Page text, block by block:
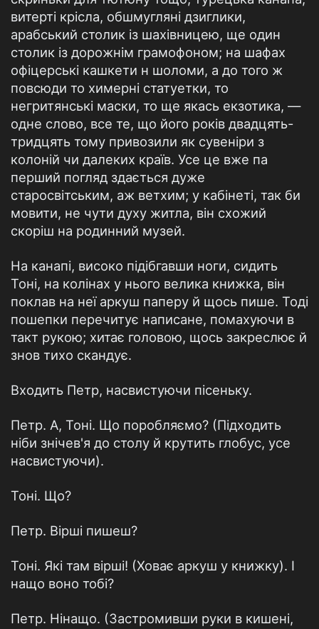
витерті крісла, обшмугляні дзиглики,
арабський столик із шахівницею, ще один
столик із дорожнім грамофоном; на шафах
офіцерські кашкети н шоломи, а до того ж
повсюди то химерні статуетки, то
негритянські маски, то ще якась екзотика, —
одне слово, все те, що його років двадцять-
тридцять тому привозили як сувеніри з
колоній чи далеких країв. Усе це вже па
перший погляд здається дуже
старосвітським, аж ветхим; у кабінеті, так би
мовити, не чути духу житла, він схожий
скоріш на родинний музей.
На канапі, високо підібгавши ноги, сидить
Тоні, на колінах у нього велика книжка, він
поклав на неї аркуш паперу й щось пише. Тоді
пошепки перечитує написане, помахуючи в
такт рукою; хитає головою, щось закреслює й
знов тихо скандує.
Входить Петр, насвистуючи пісеньку.
Петр. А, Тоні. Що поробляємо? (Підходить
ніби знічев'я до столу й крутить глобус, усе
насвистуючи).
Тоні. Що?
Петр. Вірші пишеш?
Тоні. Які там вірші! (Ховає аркуш у книжку). І
нащо воно тобі?
Петр. Нінащо. (Застромивши руки в кишені,